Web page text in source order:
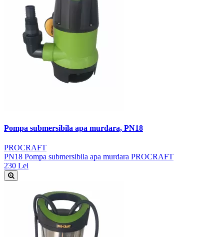
Pompa submersibila apa murdara, PN18
PROCRAFT
PN18 Pompa submersibila apa murdara PROCRAFT
230 Lei